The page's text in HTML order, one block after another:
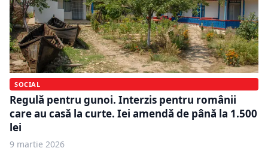
SOCIAL
Regulă pentru gunoi. Interzis pentru românii
care au casă la curte. Iei amendă de până la 1.500
lei
9 martie 2026